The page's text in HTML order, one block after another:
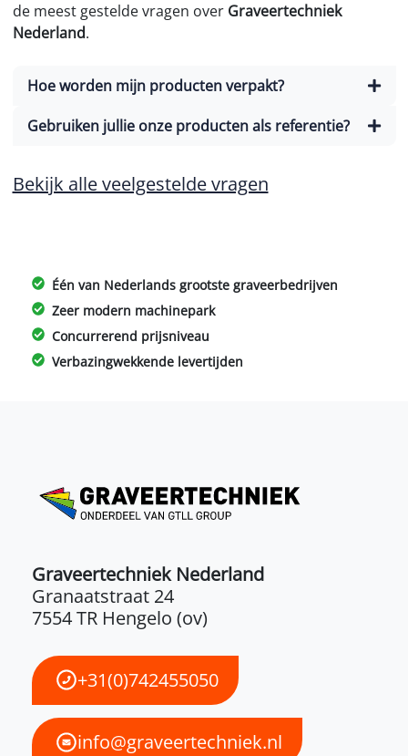
de meest gestelde vragen over Graveertechniek
Nederland.
Hoe worden mijn producten verpakt?
Gebruiken jullie onze producten als referentie?
Bekijk alle veelgestelde vragen
Één van Nederlands grootste graveerbedrijven
Zeer modern machinepark
Concurrerend prijsniveau
Verbazingwekkende levertijden
Graveertechniek Nederland
Granaatstraat 24
7554 TR Hengelo (ov)
+31(0)742455050
info@graveertechniek.nl